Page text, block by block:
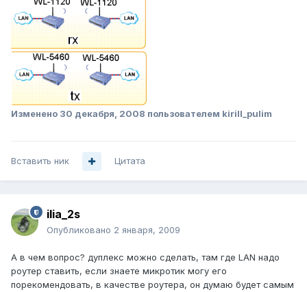
Изменено 30 декабря, 2008 пользователем kirill_pulim
Вставить ник Цитата
ilia_2s
Опубликовано 2 января, 2009
А в чем вопрос? дуплекс можно сделать, там где LAN надо
роутер ставить, если знаете микротик могу его
порекомендовать, в качестве роутера, он думаю будет самым